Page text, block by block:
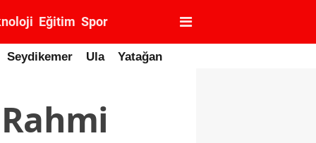
Eğitim Spor
Seydikemer Ula Yatağan